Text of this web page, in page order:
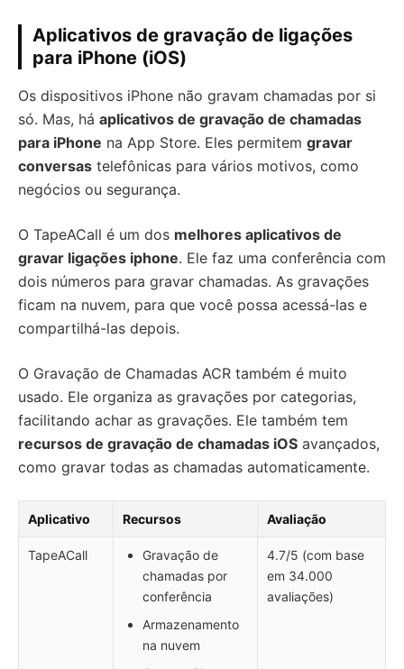
Aplicativos de gravação de ligações
para iPhone (iOS)
Os dispositivos iPhone não gravam chamadas por si
só. Mas, há aplicativos de gravação de chamadas
para iPhone na App Store. Eles permitem gravar
conversas telefônicas para vários motivos, como
negócios ou segurança.
O TapeACall é um dos melhores aplicativos de
gravar ligações iphone. Ele faz uma conferência com
dois números para gravar chamadas. As gravações
ficam na nuvem, para que você possa acessá-las e
compartilhá-las depois.
O Gravação de Chamadas ACR também é muito
usado. Ele organiza as gravações por categorias,
facilitando achar as gravações. Ele também tem
recursos de gravação de chamadas iOS avançados,
como gravar todas as chamadas automaticamente.
Aplicativo Recursos Avaliação
TapeACall
Gravação de
chamadas por
conferência
Armazenamento
na nuvem
4.7/5 (com base
em 34.000
avaliações)